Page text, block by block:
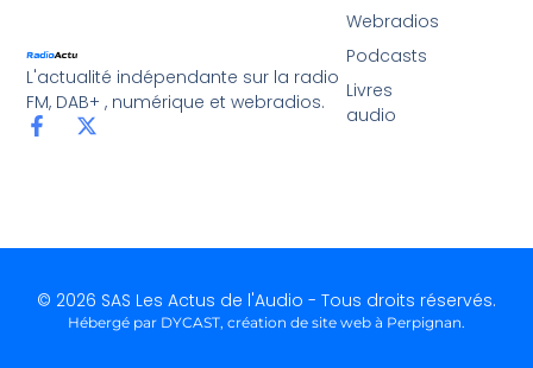
L'actualité indépendante sur la radio
FM, DAB+ , numérique et webradios.
Webradios
Podcasts
Livres
audio
© 2026 SAS Les Actus de l'Audio - Tous droits réservés.
Hébergé par DYCAST, création de site web à Perpignan.